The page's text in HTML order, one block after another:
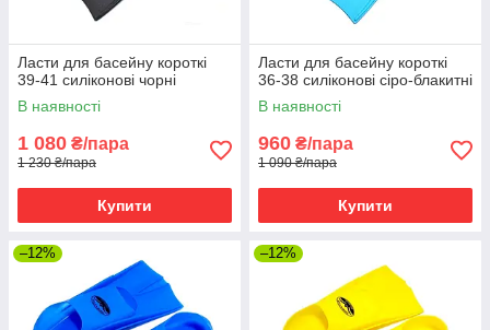
Ласти для басейну короткі
39-41 силіконові чорні
В наявності
1 080 ₴/пара
1 230 ₴/пара
Купити
Ласти для басейну короткі
36-38 силіконові сіро-блакитні
В наявності
960 ₴/пара
1 090 ₴/пара
Купити
–12% –12%